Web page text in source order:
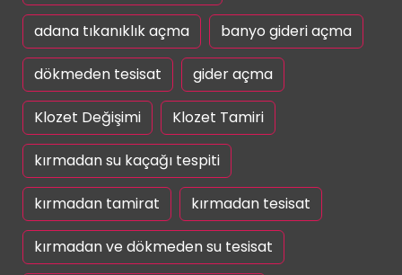
adana tıkanıklık açma banyo gideri açma
dökmeden tesisat gider açma
Klozet Değişimi Klozet Tamiri
kırmadan su kaçağı tespiti
kırmadan tamirat kırmadan tesisat
kırmadan ve dökmeden su tesisat